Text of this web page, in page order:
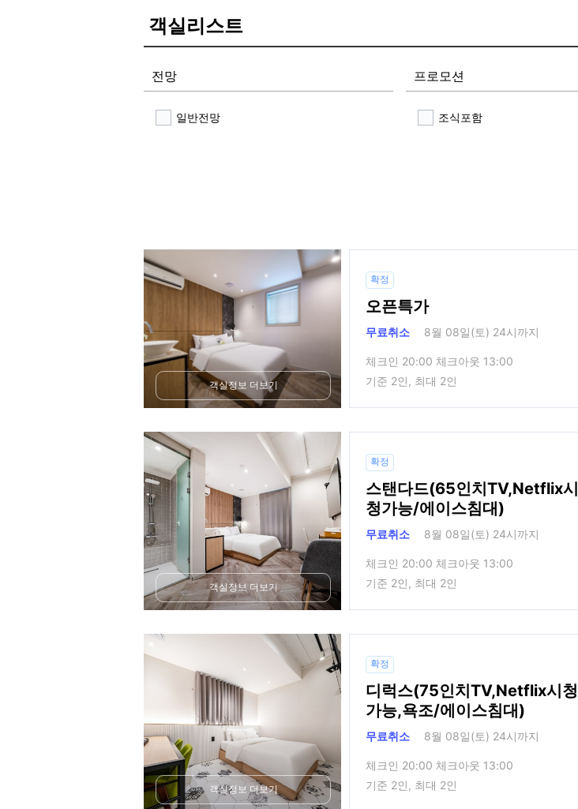
누하스 뉴클래식 안마의자의 놀라운 안마체험
다양한 소품으로 소울을 느낄수있는 멋
❤1층 카페테리아의 편의시설❤
무료제공되는 원두커피
객실리스트
전망
일반전망
프로모션
조식포함
객실정보 더보기
확정
오픈특가
무료취소 8월 08일(토) 24시까지
체크인 20:00 체크아웃 13:00
기준 2인, 최대 2인
객실정보 더보기
확정
스탠다드(65인치TV,Netflix시
청가능/에이스침대)
무료취소 8월 08일(토) 24시까지
체크인 20:00 체크아웃 13:00
기준 2인, 최대 2인
객실정보 더보기
확정
디럭스(75인치TV,Netflix시청
가능,욕조/에이스침대)
무료취소 8월 08일(토) 24시까지
체크인 20:00 체크아웃 13:00
기준 2인, 최대 2인